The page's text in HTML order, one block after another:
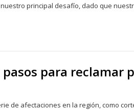
principal desafío, dado que
para reclamar
de afectaciones en la región, como